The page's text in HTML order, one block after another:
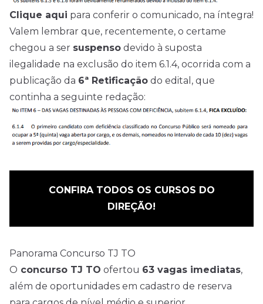
Clique aqui para conferir o comunicado, na íntegra!
Valem lembrar que, recentemente, o certame
chegou a ser suspenso devido à suposta
ilegalidade na exclusão do item 6.1.4, ocorrida com a
publicação da 6ª Retificação do edital, que
continha a seguinte redação:
CONFIRA TODOS OS CURSOS DO
DIREÇÃO!
Panorama Concurso TJ TO
O concurso TJ TO ofertou 63 vagas imediatas,
além de oportunidades em cadastro de reserva